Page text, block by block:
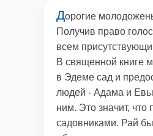
Дорогие
Получив право
всем
В священной книге
в Эдеме сад и
людей - Адама и Евы,
ним. Это значит,
садовниками. Рай